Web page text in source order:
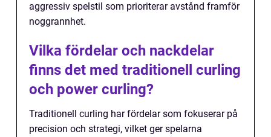
aggressiv spelstil som prioriterar avstånd framför
noggrannhet.
Vilka fördelar och nackdelar
finns det med traditionell curling
och power curling?
Traditionell curling har fördelar som fokuserar på
precision och strategi, vilket ger spelarna